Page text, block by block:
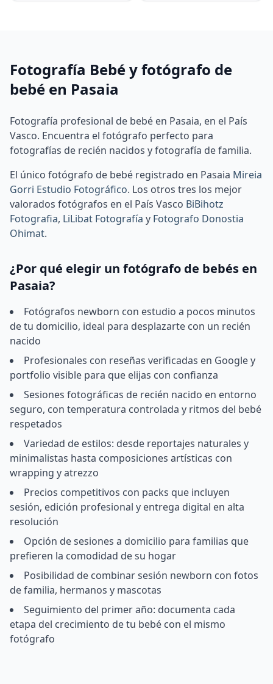
Fotografía Bebé y fotógrafo de
bebé en Pasaia
Fotografía profesional de bebé en Pasaia, en el País
Vasco. Encuentra el fotógrafo perfecto para
fotografías de recién nacidos y fotografía de familia.
El único fotógrafo de bebé registrado en Pasaia Mireia
Gorri Estudio Fotográfico. Los otros tres los mejor
valorados fotógrafos en el País Vasco BiBihotz
Fotografia, LiLibat Fotografía y Fotografo Donostia
Ohimat.
¿Por qué elegir un fotógrafo de bebés en
Pasaia?
Fotógrafos newborn con estudio a pocos minutos
de tu domicilio, ideal para desplazarte con un recién
nacido
Profesionales con reseñas verificadas en Google y
portfolio visible para que elijas con confianza
Sesiones fotográficas de recién nacido en entorno
seguro, con temperatura controlada y ritmos del bebé
respetados
Variedad de estilos: desde reportajes naturales y
minimalistas hasta composiciones artísticas con
wrapping y atrezzo
Precios competitivos con packs que incluyen
sesión, edición profesional y entrega digital en alta
resolución
Opción de sesiones a domicilio para familias que
prefieren la comodidad de su hogar
Posibilidad de combinar sesión newborn con fotos
de familia, hermanos y mascotas
Seguimiento del primer año: documenta cada
etapa del crecimiento de tu bebé con el mismo
fotógrafo